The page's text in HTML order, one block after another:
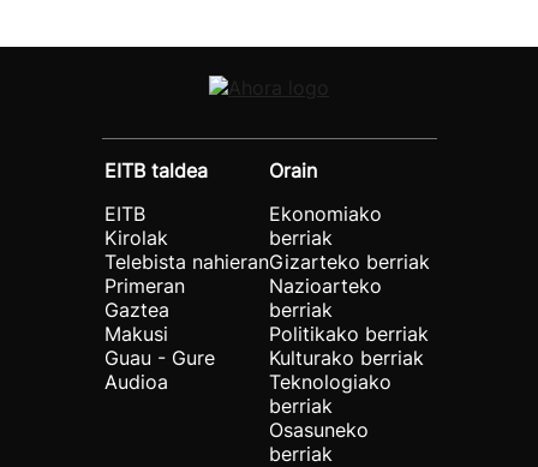
EITB taldea
EITB
Kirolak
Telebista nahieran
Primeran
Gaztea
Makusi
Guau - Gure
Audioa
Orain
Ekonomiako
berriak
Gizarteko berriak
Nazioarteko
berriak
Politikako berriak
Kulturako berriak
Teknologiako
berriak
Osasuneko
berriak